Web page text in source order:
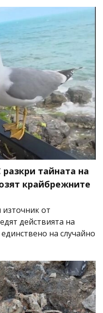
тайната на
крайбрежните
източник от
действията на
на случайно